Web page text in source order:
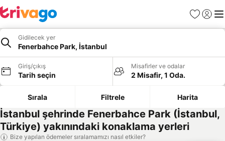
Favoriler
Giriş
Gidilecek yer
Fenerbahce Park, İstanbul
Giriş/çıkış
Tarih seçin
Misafirler ve odalar
2 Misafir, 1 Oda.
Sırala Filtrele Harita
İstanbul şehrinde Fenerbahce Park (İstanbul,
Türkiye) yakınındaki konaklama yerleri
Bize yapılan ödemeler sıralamamızı nasıl etkiler?